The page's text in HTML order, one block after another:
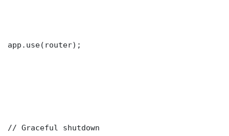
app.use(router);
// Graceful shutdown